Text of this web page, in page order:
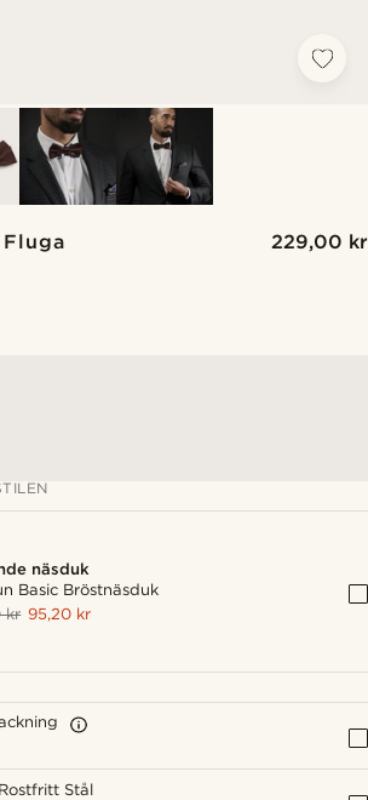
229,00 kr
näsduk
Basic Bröstnäsduk
kr 95,20 kr
Stål